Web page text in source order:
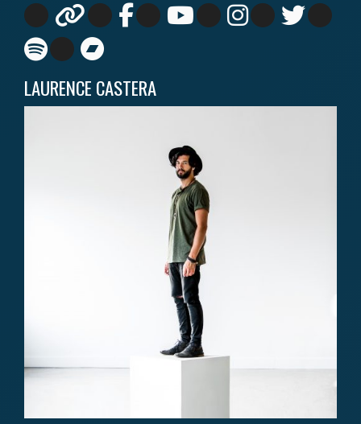
LAURENCE CASTERA